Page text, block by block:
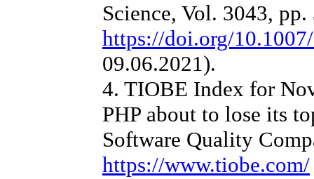
Science, Vol. 3043,
https://doi.org/
09.06.2021).
4. TIOBE Index for
PHP about to lose its
Software Quality
https://www.tiobe.com/